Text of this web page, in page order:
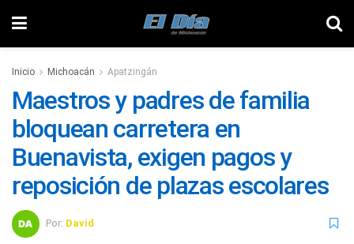
Inicio Michoacán Apatzingán
Maestros y padres de familia
bloquean carretera en
Buenavista, exigen pagos y
reposición de plazas escolares
Por: David